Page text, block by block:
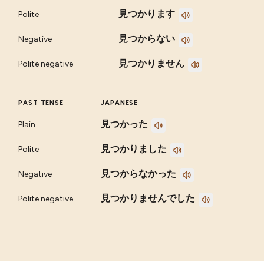
Polite 見つかります
Negative 見つからない
Polite negative 見つかりません
PAST TENSE JAPANESE
Plain 見つかった
Polite 見つかりました
Negative 見つからなかった
Polite negative 見つかりませんでした